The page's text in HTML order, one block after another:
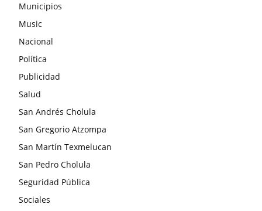
Municipios
Music
Nacional
Política
Publicidad
Salud
San Andrés Cholula
San Gregorio Atzompa
San Martín Texmelucan
San Pedro Cholula
Seguridad Pública
Sociales